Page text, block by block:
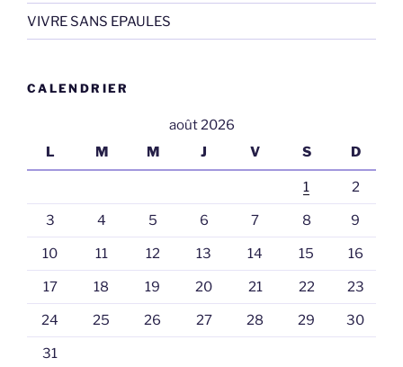
VIVRE SANS EPAULES
CALENDRIER
août 2026
L
M M J V S D
1 2
3 4 5 6 7 8 9
10 11 12 13 14 15 16
17 18 19 20 21 22 23
24 25 26 27 28 29 30
31